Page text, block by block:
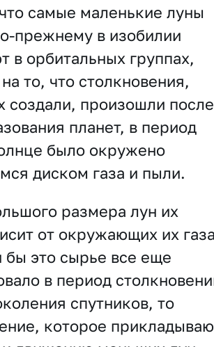
самые маленькие луны
прежнему в изобилии
в орбитальных группах,
то, что столкновения,
создали, произошли после
планет, в период
было окружено
диском газа и пыли.
размера лун их
от окружающих их
бы это сырье все еще
в период
спутников, то
которое